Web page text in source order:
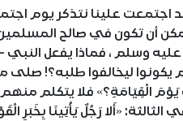
اجتمعت علينا نتذكر يوم
أن تكون في صالح
عليه وسلم ، فماذا يفعل
ليخالفوا طلبه؟! صلى
يَوْمَ الْقِيَامَةِ؟» فلا يتكلم
«أَلا رَجُلٌ يَأْتِينَا بِخَبَرِ